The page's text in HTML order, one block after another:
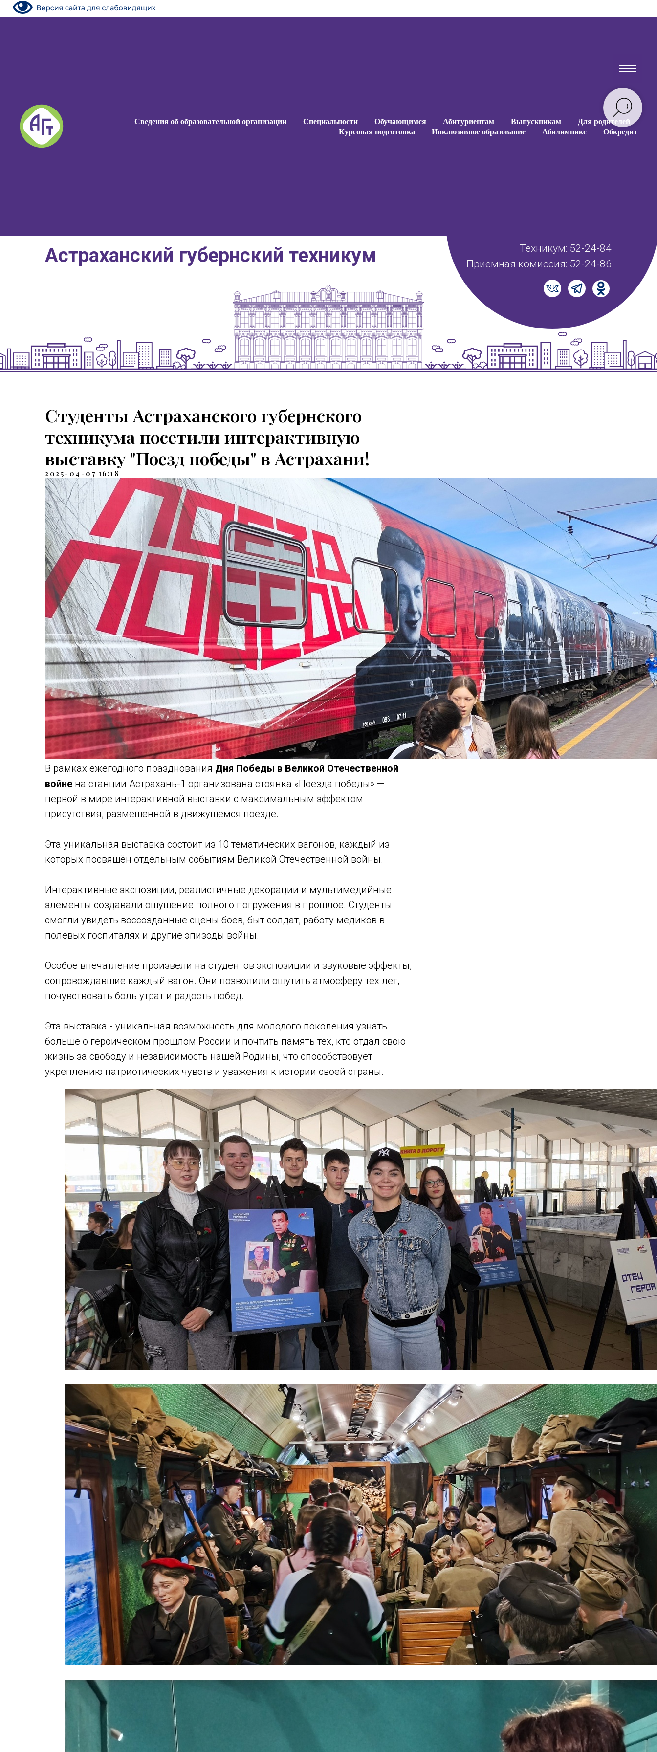
Сведения об образовательной организации Специальности Обучающимся Абитуриентам Выпускникам
Для родителей
Курсовая подготовка
Инклюзивное образование Абилимпикс Обкредит
Обкредит
Астраханский губернский техникум
Техникум: 52-24-84
Приемная комиссия: 52-24-86
Студенты Астраханского губернского
техникума посетили интерактивную
выставку "Поезд победы" в Астрахани!
2025-04-07 16:18
В рамках ежегодного празднования Дня Победы в Великой Отечественной
войне на станции Астрахань-1 организована стоянка «Поезда победы» —
первой в мире интерактивной выставки с максимальным эффектом
присутствия, размещённой в движущемся поезде.
Эта уникальная выставка состоит из 10 тематических вагонов, каждый из
которых посвящён отдельным событиям Великой Отечественной войны.
Интерактивные экспозиции, реалистичные декорации и мультимедийные
элементы создавали ощущение полного погружения в прошлое. Студенты
смогли увидеть воссозданные сцены боев, быт солдат, работу медиков в
полевых госпиталях и другие эпизоды войны.
Особое впечатление произвели на студентов экспозиции и звуковые эффекты,
сопровождавшие каждый вагон. Они позволили ощутить атмосферу тех лет,
почувствовать боль утрат и радость побед.
Эта выставка - уникальная возможность для молодого поколения узнать
больше о героическом прошлом России и почтить память тех, кто отдал свою
жизнь за свободу и независимость нашей Родины, что способствовует
укреплению патриотических чувств и уважения к истории своей страны.